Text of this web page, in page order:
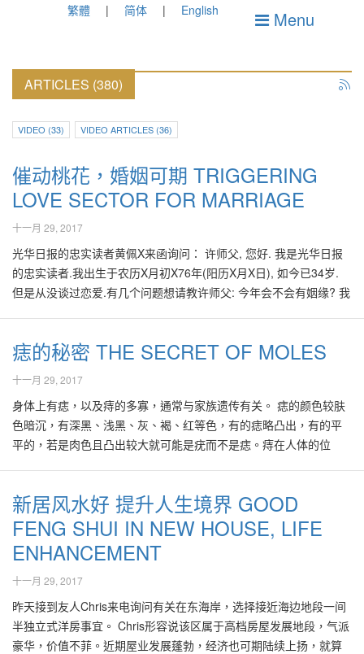
繁體 简体 English Menu
ARTICLES (380)
VIDEO (33) VIDEO ARTICLES (36)
催动桃花，婚姻可期 TRIGGERING
LOVE SECTOR FOR MARRIAGE
十一月 29, 2017
光华日报的忠实读者黄佩X来函询问： 许师父, 您好. 我是光华日报
的忠实读者.我出生于农历X月初X76年(阳历X月X日), 如今已34岁.
但是从没谈过恋爱.有几个问题想请教许师父: 今年会不会有姻缘? 我
吉 戊 葵 丙 时 午 巳 辰 由黄小姐的出生日的仅仅六个字，
人管，稍有孤独癖。 黄小姐的面目姣好，聪明伶俐，心肠好，喜助
人。她为人沉稳、厚重，信实无欺，但生活方式稍嫌呆板、枯燥乏
味。她不善表达心里的话，凡事皆考虑得过深过远，有点杞人忧
天。 黄小姐看到身边年纪相仿的同学或朋友，逐年结婚、有小孩，
她可能怀疑自己是否天生没有结婚运。根据我过去作命理研究的无
缘迟到。 虽然没有黄小姐的出生时辰，个人认为她八字里的婚姻运
还没那么差，是会有姻缘的。其实在1996年到2005年之间，以及21
岁前，应该曾有追求者，也许是她不善表达情操，因而容易错过机
会。 在今年初以及阳历10、11月间也许会出现仰慕她的人。尤其是
2011的兔年，是黄小姐的桃花姻缘年，因此必须好好把握时机。 建
议她积极地多参与团体活动、新的社交圈子，不要只一味接触同样
的老圈子。面子书(Facebook) 提供现代人一个额外的有效社交管
道，因此黄小姐也应该加以利用，在面子书里多活跃，结交新朋
痣的秘密 THE SECRET OF MOLES
十一月 29, 2017
身体上有痣，以及痔的多寡，通常与家族遗传有关。 痣的颜色较肤
色暗沉，有深黑、浅黑、灰、褐、红等色，有的痣略凸出，有的平
平的，若是肉色且凸出较大就可能是疣而不是痣。痔在人体的位
命理学的痣相学认为，身体上的痣与运气的好坏有关联。也能显示
个人的性格、爱情、健康、职业、家庭、财运等等状况的预知。 痣
相学的基本理论认为"十痔九凶"，当然也必须根据其部位来看。也有
这样的说法，生长于颜面显著处的痣多属凶痣，而生长于隐密处的
痣，则多属吉痣，例如掌心，脚底，胸部的痣都很隐密，故皆属吉
痣。 究竟痣需不需要点掉呢？这是个见仁见智的问题，一般人想把
痣点掉，无非是为了强化外观、增加自信心并改善厄运，而从命理
学的角度看，点痣的确能改善运势，如果你觉得某些痣的确给你带
新居风水好 提升人生境界 GOOD
FENG SHUI IN NEW HOUSE, LIFE
ENHANCEMENT
十一月 29, 2017
昨天接到友人Chris来电询问有关在东海岸，选择接近海边地段一间
半独立式洋房事宜。 Chris形容说该区属于高档房屋发展地段，气派
豪华，价值不菲。近期屋业发展蓬勃，经济也可期陆续上扬，就算